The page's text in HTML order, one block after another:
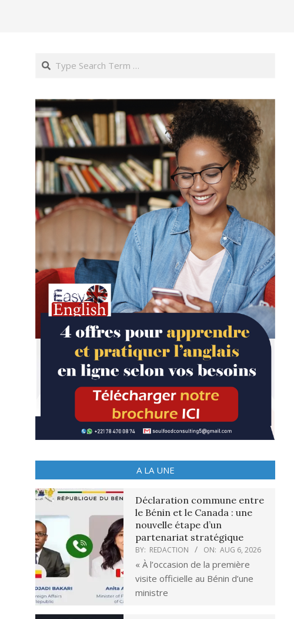
Search
A LA UNE
Déclaration commune entre
le Bénin et le Canada : une
nouvelle étape d’un
partenariat stratégique
BY: REDACTION ON: AUG 6, 2026
« À l’occasion de la première
visite officielle au Bénin d’une
ministre